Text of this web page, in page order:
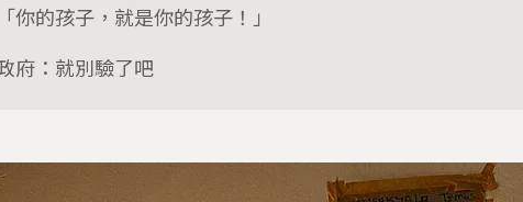
「你的孩子，就是你的孩子！」
府：就別驗了吧